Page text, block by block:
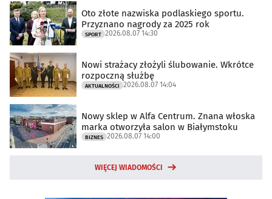
Oto złote nazwiska podlaskiego sportu.
Przyznano nagrody za 2025 rok
SPORT 2026.08.07 14:30
Nowi strażacy złożyli ślubowanie. Wkrótce
rozpoczną służbę
AKTUALNOŚCI 2026.08.07 14:04
Nowy sklep w Alfa Centrum. Znana włoska
marka otworzyła salon w Białymstoku
BIZNES 2026.08.07 14:00
WIĘCEJ WIADOMOŚCI